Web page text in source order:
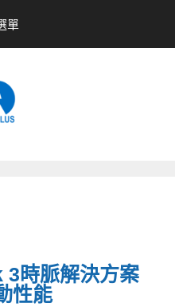
單
時脈解決方案
性能